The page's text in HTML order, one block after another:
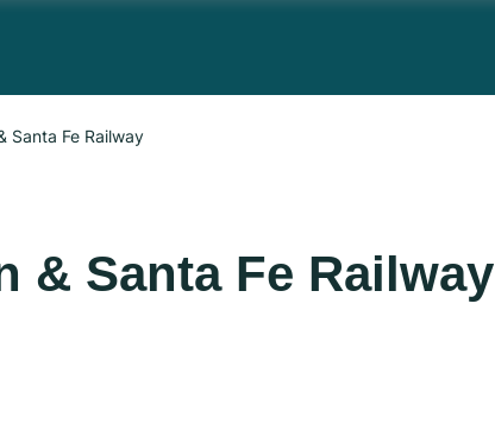
Santa Fe Railway
& Santa Fe Railway